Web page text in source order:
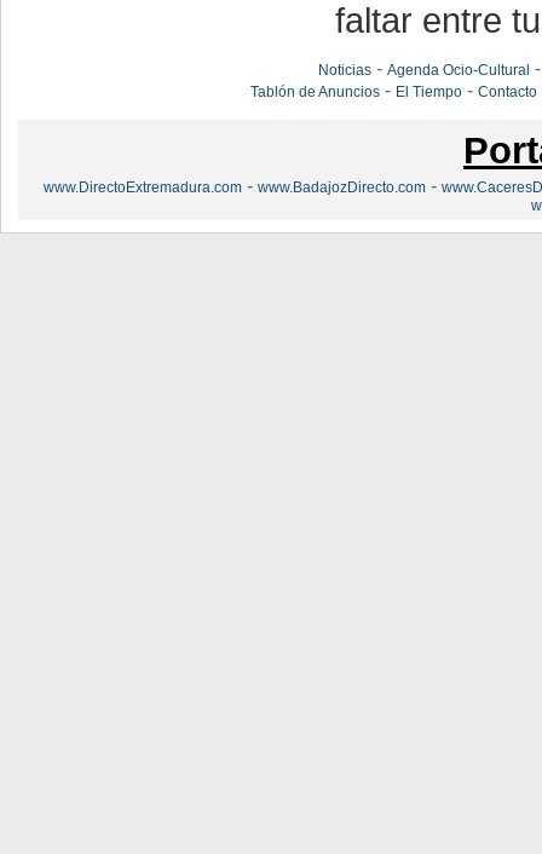
faltar entre
Noticias -Agenda Ocio-Cultural
Tablón de Anuncios - El Tiempo -Contacto
www.DirectoExtremadura.com - www.BadajozDirecto.com -